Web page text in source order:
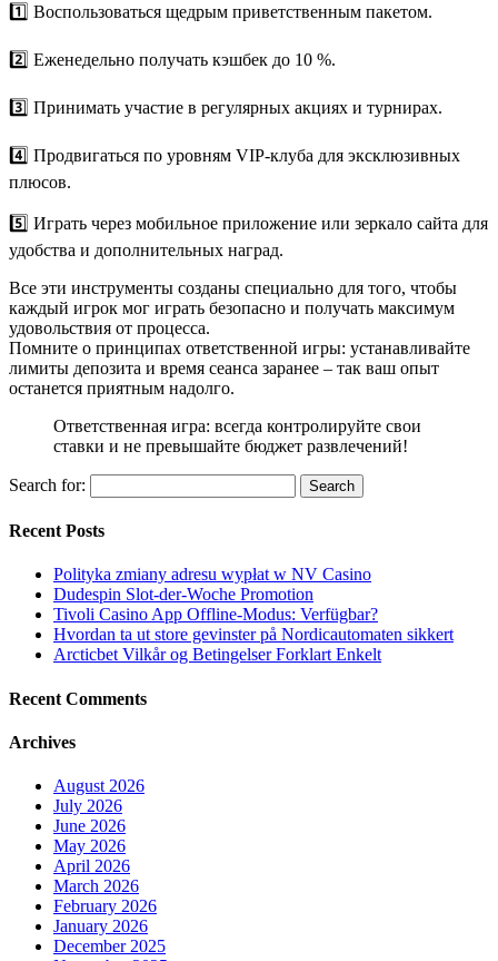
1️⃣ Воспользоваться щедрым приветственным пакетом.
2️⃣ Еженедельно получать кэшбек до 10 %.
3️⃣ Принимать участие в регулярных акциях и турнирах.
4️⃣ Продвигаться по уровням VIP‑клуба для эксклюзивных
плюсов.
5️⃣ Играть через мобильное приложение или зеркало сайта для
удобства и дополнительных наград.
Все эти инструменты созданы специально для того, чтобы
каждый игрок мог играть безопасно и получать максимум
удовольствия от процесса.
Помните о принципах ответственной игры: устанавливайте
лимиты депозита и время сеанса заранее – так ваш опыт
останется приятным надолго.
Ответственная игра: всегда контролируйте свои
ставки и не превышайте бюджет развлечений!
Search for:
Recent Posts
Polityka zmiany adresu wypłat w NV Casino
Dudespin Slot-der-Woche Promotion
Tivoli Casino App Offline-Modus: Verfügbar?
Hvordan ta ut store gevinster på Nordicautomaten sikkert
Arcticbet Vilkår og Betingelser Forklart Enkelt
Recent Comments
Archives
August 2026
July 2026
June 2026
May 2026
April 2026
March 2026
February 2026
January 2026
December 2025